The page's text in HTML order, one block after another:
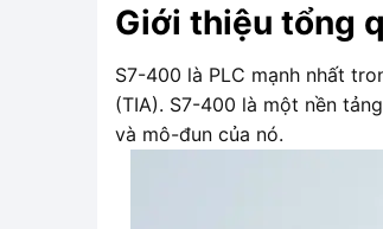
Giới thiệu tổng
S7-400 là PLC mạnh nhất
(TIA). S7-400 là một nền
và mô-đun của nó.